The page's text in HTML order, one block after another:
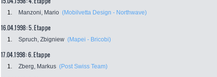
1. Manzoni, Mario (Mobilvetta Design - Northwave)
16.04.1998: 5. Etappe
1. Spruch, Zbigniew (Mapei - Bricobi)
17.04.1998: 6. Etappe
1. Zberg, Markus (Post Swiss Team)